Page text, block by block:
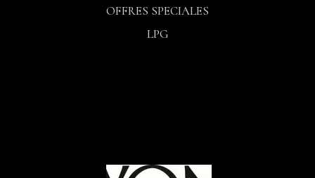
OFFRES SPECIALES
LPG